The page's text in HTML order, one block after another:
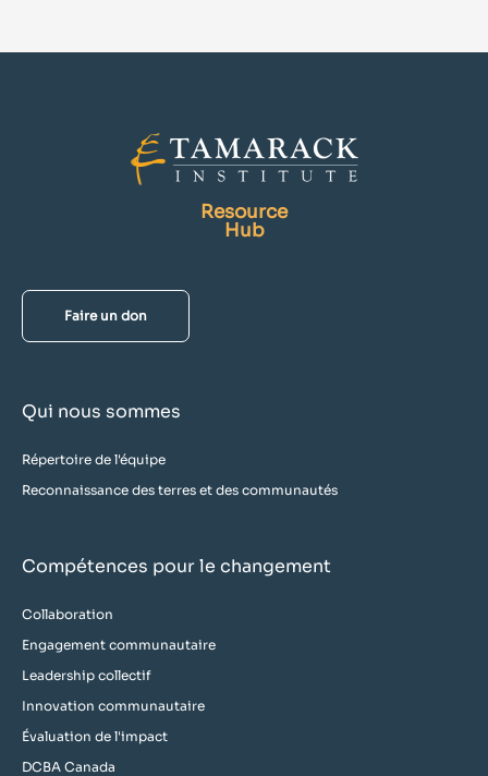
Resource
Hub
Faire un don
Qui nous sommes
Répertoire de l'équipe
Reconnaissance des terres et des communautés
Compétences pour le changement
Collaboration
Engagement communautaire
Leadership collectif
Innovation communautaire
Évaluation de l'impact
DCBA Canada